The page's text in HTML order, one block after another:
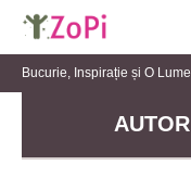
Bucurie, Inspirație și O